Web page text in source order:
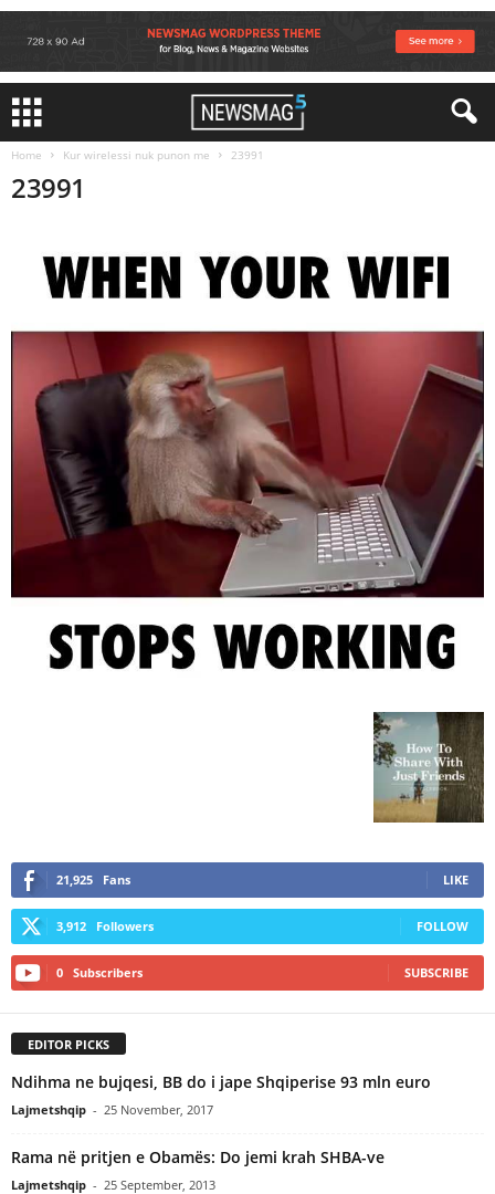
Home Kur wirelessi nuk punon me 23991
23991
21,925 Fans LIKE
3,912 Followers FOLLOW
0 Subscribers SUBSCRIBE
EDITOR PICKS
Ndihma ne bujqesi, BB do i jape Shqiperise 93 mln euro
Lajmetshqip - 25 November, 2017
Rama në pritjen e Obamës: Do jemi krah SHBA-ve
Lajmetshqip - 25 September, 2013